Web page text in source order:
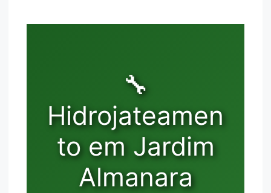
🔧
Hidrojateamen
to em Jardim
Almanara